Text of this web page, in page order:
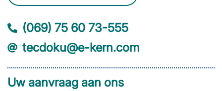
(069) 75 60 73-555
tecdoku@e-kern.com
Uw aanvraag aan ons